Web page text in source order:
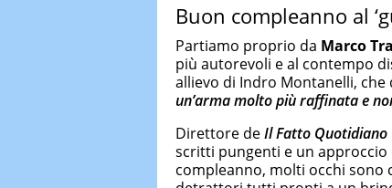
Buon compleanno al
Partiamo proprio da Marco
più autorevoli e al contempo
allievo di Indro Montanelli, che
un’arma molto più raffinata e
Direttore deIl Fatto Quotidiano
scritti pungenti e un approccio
compleanno, molti occhi sono